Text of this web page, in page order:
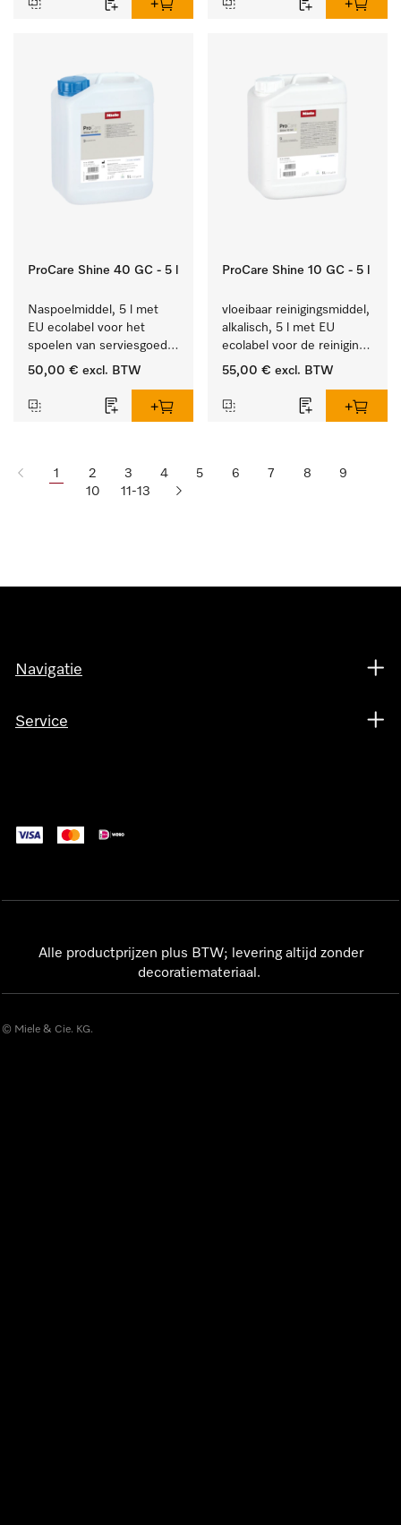
ProCare Shine 40 GC - 5 l
Naspoelmiddel, 5 l met
EU ecolabel voor het
spoelen van serviesgoed,
bestek en glazen.
50,00 € excl. BTW
ProCare Shine 10 GC - 5 l
vloeibaar reinigingsmiddel,
alkalisch, 5 l met EU
ecolabel voor de reiniging
van alledaags vuil op
glazen.
55,00 € excl. BTW
1 2 3 4 5 6 7 8
9
10
11-13
Navigatie
Service
Alle productprijzen plus BTW; levering altijd zonder
decoratiemateriaal.
© Miele & Cie. KG.